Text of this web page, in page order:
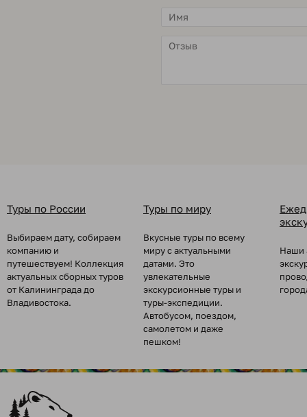
Туры по России
Выбираем дату, собираем
компанию и
путешествуем! Коллекция
актуальных сборных туров
от Калининграда до
Владивостока.
Туры по миру
Вкусные туры по всему
миру с актуальными
датами. Это
увлекательные
экскурсионные туры и
туры-экспедиции.
Автобусом, поездом,
самолетом и даже
пешком!
Наши